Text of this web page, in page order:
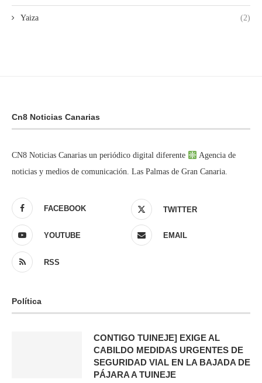
Yaiza (2)
Cn8 Noticias Canarias
CN8 Noticias Canarias un periódico digital diferente
Agencia de
noticias y medios de comunicación. Las Palmas de Gran Canaria.
FACEBOOK TWITTER
YOUTUBE EMAIL
RSS
Política
CONTIGO TUINEJE] EXIGE AL
CABILDO MEDIDAS URGENTES DE
SEGURIDAD VIAL EN LA BAJADA DE
PÁJARA A TUINEJE